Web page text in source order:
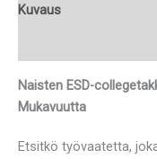
Kuvaus
Naisten ESD-
Mukavuutta
Etsitkö työvaatetta,